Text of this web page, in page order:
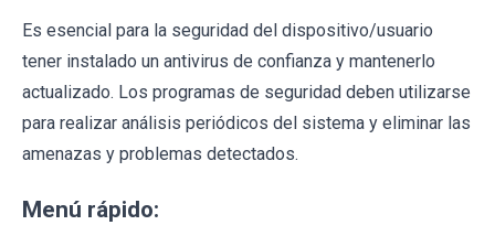
Es esencial para la seguridad del dispositivo/usuario
tener instalado un antivirus de confianza y mantenerlo
actualizado. Los programas de seguridad deben utilizarse
para realizar análisis periódicos del sistema y eliminar las
amenazas y problemas detectados.
Menú rápido: